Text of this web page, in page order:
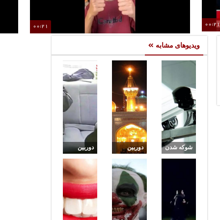
00:21
00:21
ویدیوهای مشابه
شوکه شدن
مالک خانه
دوربین
مداربسته
دوربین
مخفی در
حرم امام
رضا !!!
دوربین
مخفی
راننده
اسنپ از
گرمای هوا